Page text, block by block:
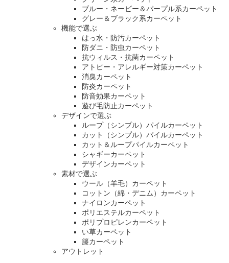
ブルー・ネービー＆パープル系カーペット
グレー＆ブラック系カーペット
機能で選ぶ
はっ水・防汚カーペット
防ダニ・防虫カーペット
抗ウィルス・抗菌カーペット
アトピー・アレルギー対策カーペット
消臭カーペット
防炎カーペット
防音効果カーペット
遊び毛防止カーペット
デザインで選ぶ
ループ（シンプル）パイルカーペット
カット（シンプル）パイルカーペット
カット＆ループパイルカーペット
シャギーカーペット
デザインカーペット
素材で選ぶ
ウール（羊毛）カーペット
コットン（綿・デニム）カーペット
ナイロンカーペット
ポリエステルカーペット
ポリプロピレンカーペット
い草カーペット
籐カーペット
アウトレット